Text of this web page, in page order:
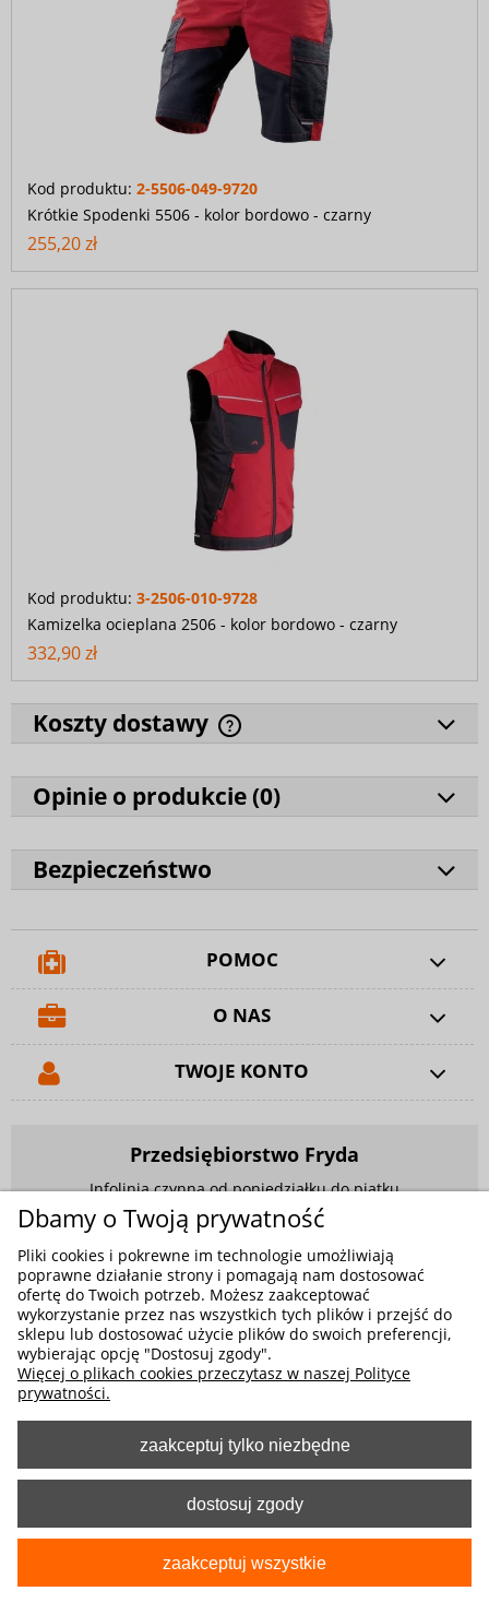
Kod produktu: 2-5506-049-9720
Krótkie Spodenki 5506 - kolor bordowo - czarny
255,20 zł
Kod produktu: 3-2506-010-9728
Kamizelka ocieplana 2506 - kolor bordowo - czarny
332,90 zł
Koszty dostawy
Opinie o produkcie (0)
Bezpieczeństwo
POMOC
O NAS
TWOJE KONTO
Przedsiębiorstwo Fryda
Infolinia czynna od poniedziałku do piątku
w godzinach 9.00 - 17.00
881 703 704
E-mail:sklep@fryda.com.pl
Sklepy stacjonarne:
ul. Składowa 26, 34-400 Nowy Targ
ul. Żywiecka 91, 43-300 Bielsko-Biała
MOŻLIWE FORMY PŁATNOŚCI
pokaż pełną wersję strony
Dbamy o Twoją prywatność
Pliki cookies i pokrewne im technologie umożliwiają
poprawne działanie strony i pomagają nam dostosować
ofertę do Twoich potrzeb. Możesz zaakceptować
wykorzystanie przez nas wszystkich tych plików i przejść do
sklepu lub dostosować użycie plików do swoich preferencji,
wybierając opcję "Dostosuj zgody".
Więcej o plikach cookies przeczytasz w naszej Polityce
prywatności.
zaakceptuj tylko niezbędne
dostosuj zgody
zaakceptuj wszystkie